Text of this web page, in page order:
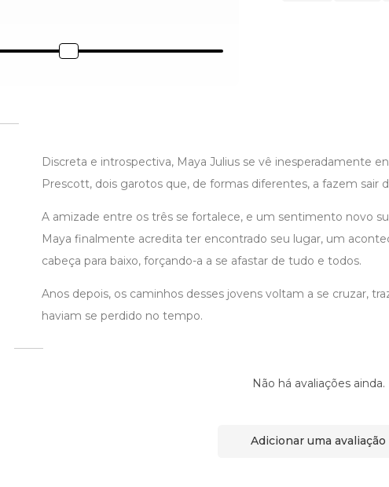
Discreta e introspectiva, Maya Julius se vê inesperadamente
Prescott, dois garotos que, de formas diferentes, a fazem sair
A amizade entre os três se fortalece, e um sentimento novo
Maya finalmente acredita ter encontrado seu lugar, um
cabeça para baixo, forçando-a a se afastar de tudo e todos.
Anos depois, os caminhos desses jovens voltam a se cruzar,
haviam se perdido no tempo.
Não há avaliações ainda.
Adicionar uma avaliação